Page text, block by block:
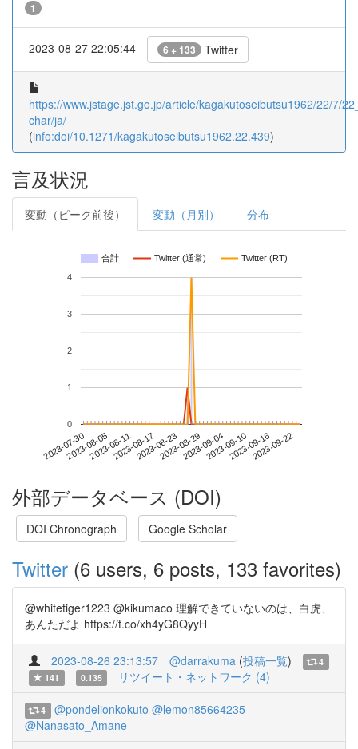
1
2023-08-27 22:05:44 6 + 133 Twitter
https://www.jstage.jst.go.jp/article/kagakutoseibutsu1962/22/7/
char/ja/
(info:doi/10.1271/kagakutoseibutsu1962.22.439)
言及状況
変動（ピーク前後） 変動（月別） 分布
合計 Twitter (通常) Twitter (RT)
2023-07-302023-08-052023-08-112023-08-172023-08-232023-08-292023-09-042023-09-102023-09-162023-09-22
0
1
2
3
4
外部データベース (DOI)
DOI Chronograph Google Scholar
Twitter (6 users, 6 posts, 133 favorites)
@whitetiger1223 @kikumaco 理解できていないのは、白虎、
あんただよ https://t.co/xh4yG8QyyH
2023-08-26 23:13:57 @darrakuma (投稿一覧)
4
141
0.135 リツイート・ネットワーク (4)
4 @pondelionkokuto @lemon85664235
@Nanasato_Amane